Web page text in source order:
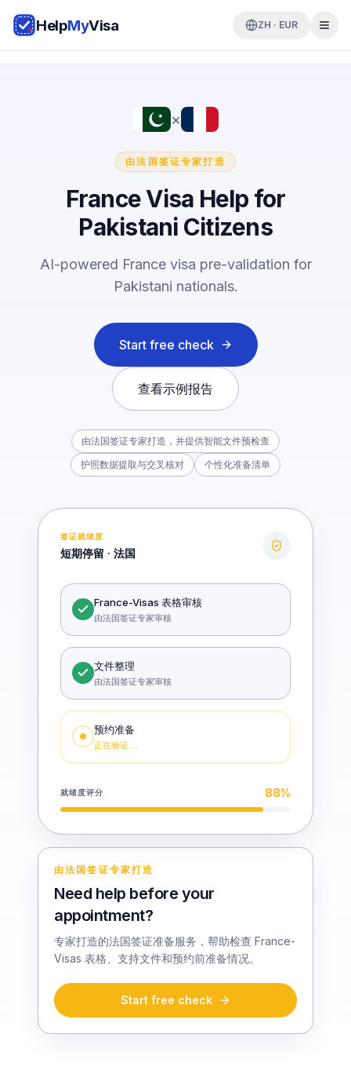
HelpMyVisa ZH · EUR
×
由法国签证专家打造
France Visa Help for
Pakistani Citizens
AI-powered France visa pre-validation for
Pakistani nationals.
Start free check
查看示例报告
由法国签证专家打造，并提供智能文件预检查
护照数据提取与交叉核对
个性化准备清单
签证就绪度
短期停留 · 法国
France-Visas 表格审核
由法国签证专家审核
文件整理
由法国签证专家审核
预约准备
正在验证…
就绪度评分 88%
由法国签证专家打造
Need help before your
appointment?
专家打造的法国签证准备服务，帮助检查 France-
Visas 表格、支持文件和预约前准备情况。
Start free check